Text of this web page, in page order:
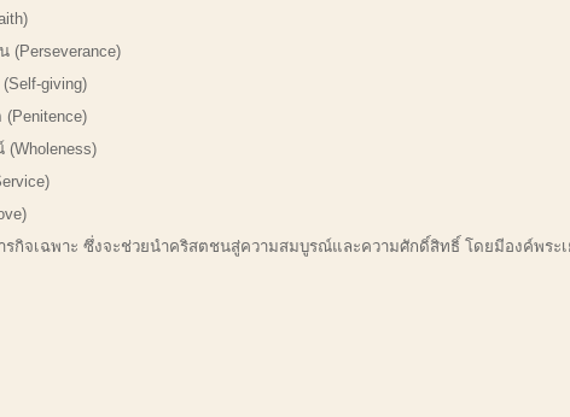
giving)
จเฉพาะ ซึ่งจะช่วยนำคริสตชนสู่ความสมบูรณ์และความศักดิ์สิทธิ์ โดยมีองค์พระเ
ของศีลล้างบาป